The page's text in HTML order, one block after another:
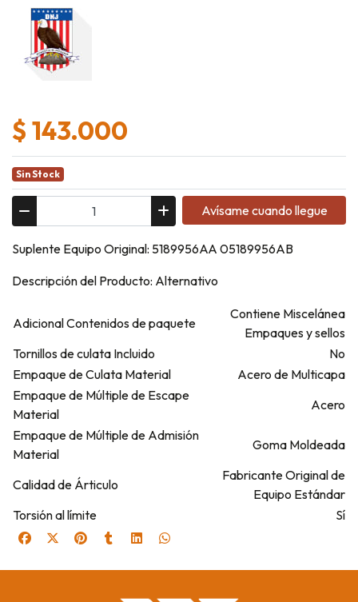
$ 143.000
Sin Stock
Avísame cuando llegue
Suplente Equipo Original: 5189956AA 05189956AB
Descripción del Producto: Alternativo
Adicional Contenidos de paquete
Contiene Miscelánea
Empaques y sellos
Tornillos de culata Incluido
No
Empaque de Culata Material
Acero de Multicapa
Empaque de Múltiple de Escape
Material
Acero
Empaque de Múltiple de Admisión
Material
Goma Moldeada
Calidad de Árticulo
Fabricante Original de
Equipo Estándar
Torsión al límite
Sí